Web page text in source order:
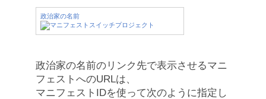
政治家の名前
政治家の名前のリンク先で表示させるマニ
フェストへのURLは、
マニフェストIDを使って次のように指定し